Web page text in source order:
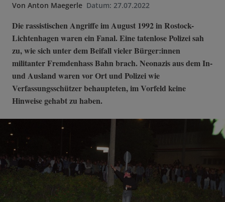
Von Anton Maegerle Datum: 27.07.2022
Die rassistischen Angriffe im August 1992 in Rostock-
Lichtenhagen waren ein Fanal. Eine tatenlose Polizei sah
zu, wie sich unter dem Beifall vieler Bürger:innen
militanter Fremdenhass Bahn brach. Neonazis aus dem In-
und Ausland waren vor Ort und Polizei wie
Verfassungsschützer behaupteten, im Vorfeld keine
Hinweise gehabt zu haben.